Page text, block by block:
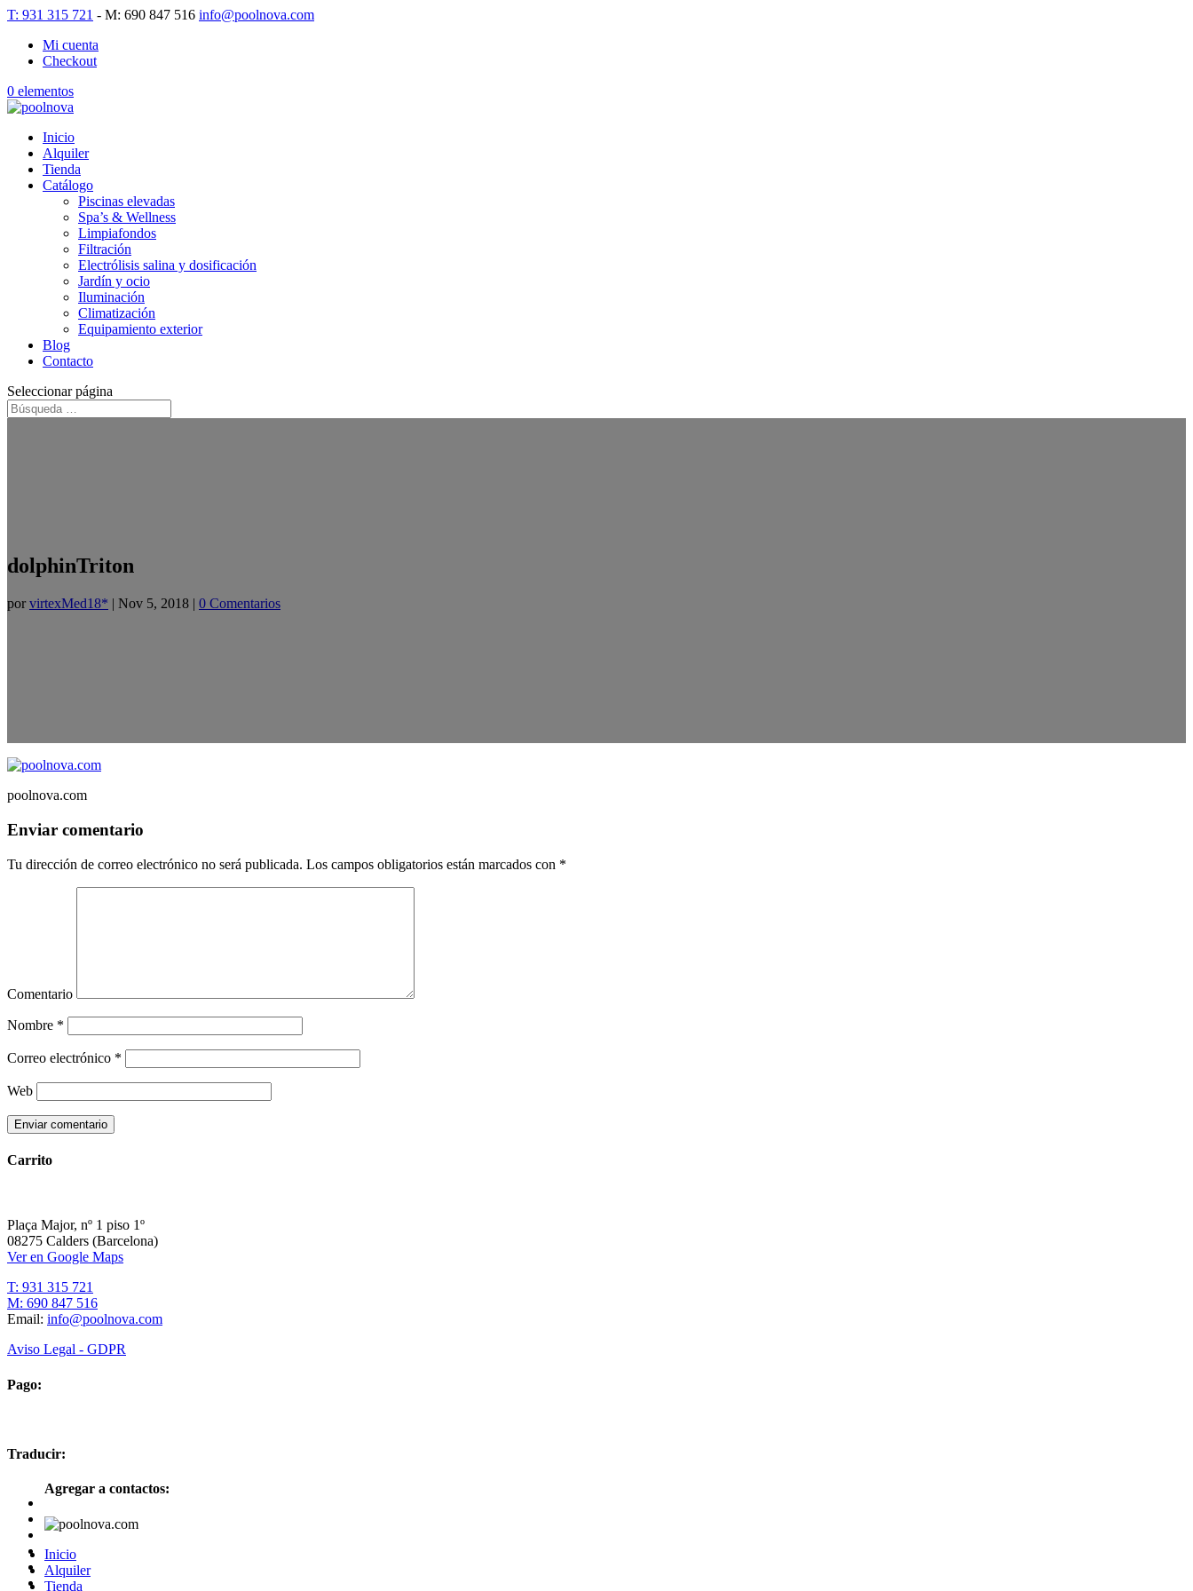
T: 931 315 721 - M: 690 847 516 info@poolnova.com
Mi cuenta
Checkout
0 elementos
Inicio
Alquiler
Tienda
Catálogo
Piscinas elevadas
Spa’s & Wellness
Limpiafondos
Filtración
Electrólisis salina y dosificación
Jardín y ocio
Iluminación
Climatización
Equipamiento exterior
Blog
Contacto
Seleccionar página
dolphinTriton
porvirtexMed18* | Nov 5, 2018 | 0 Comentarios
poolnova.com
Enviar comentario
Tu dirección de correo electrónico no será publicada. Los campos obligatorios están marcados con *
Comentario
Nombre *
Correo electrónico *
Web
Carrito
Plaça Major, nº 1 piso 1º
08275 Calders (Barcelona)
Ver en Google Maps
T: 931 315 721
M: 690 847 516
Email: info@poolnova.com
Aviso Legal - GDPR
Pago:
Traducir:
Agregar a contactos:
Inicio
Alquiler
Tienda